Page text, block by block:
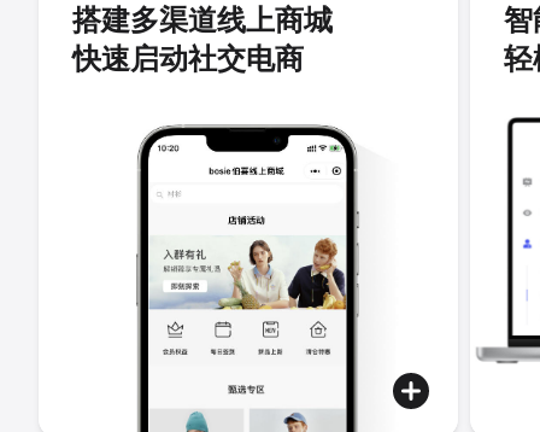
搭建多渠道线上商城
快速启动社交电商
智
轻